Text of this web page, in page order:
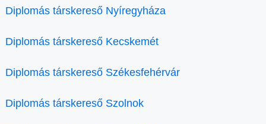
Diplomás társkereső Nyíregyháza
Diplomás társkereső Kecskemét
Diplomás társkereső Székesfehérvár
Diplomás társkereső Szolnok